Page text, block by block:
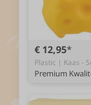
€ 12,95